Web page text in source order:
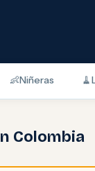
👶Niñeras 🧹
Colombia